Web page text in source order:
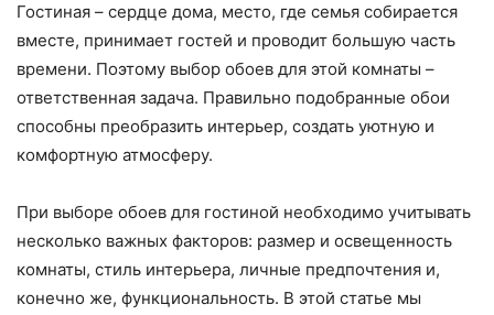
Гостиная – сердце дома, место, где семья собирается
вместе, принимает гостей и проводит большую часть
времени. Поэтому выбор обоев для этой комнаты –
ответственная задача. Правильно подобранные обои
способны преобразить интерьер, создать уютную и
комфортную атмосферу.
При выборе обоев для гостиной необходимо учитывать
несколько важных факторов: размер и освещенность
комнаты, стиль интерьера, личные предпочтения и,
конечно же, функциональность. В этой статье мы